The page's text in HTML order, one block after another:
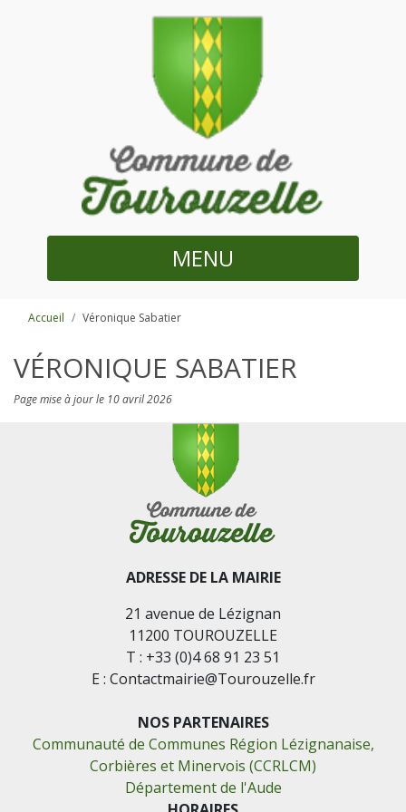
MENU
Accueil Véronique Sabatier
VÉRONIQUE SABATIER
Page mise à jour le 10 avril 2026
ADRESSE DE LA MAIRIE
21 avenue de Lézignan
11200 TOUROUZELLE
T : +33 (0)4 68 91 23 51
E : Contactmairie@Tourouzelle.fr
NOS PARTENAIRES
Communauté de Communes Région Lézignanaise,
Corbières et Minervois (CCRLCM)
Département de l'Aude